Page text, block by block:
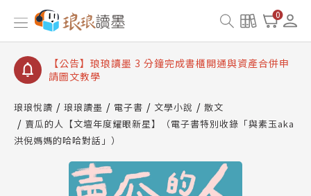
0
【公告】琅琅讀墨數位閱讀資產合併與書櫃開通申請
【公告】琅琅讀墨書櫃開通常見問題
【公告】琅琅讀墨 3 分鐘完成書櫃開通與資產合併申
請圖文教學
查詢
【公告】琅琅讀墨數位閱讀資產合併與書櫃開通申請
琅琅悅讀 琅琅讀墨 電子書 文學小說
散文
賣瓜的人【文壇年度耀眼新星】（電子書特別收錄「與素玉aka
洪倪媽媽的哈哈對話」）